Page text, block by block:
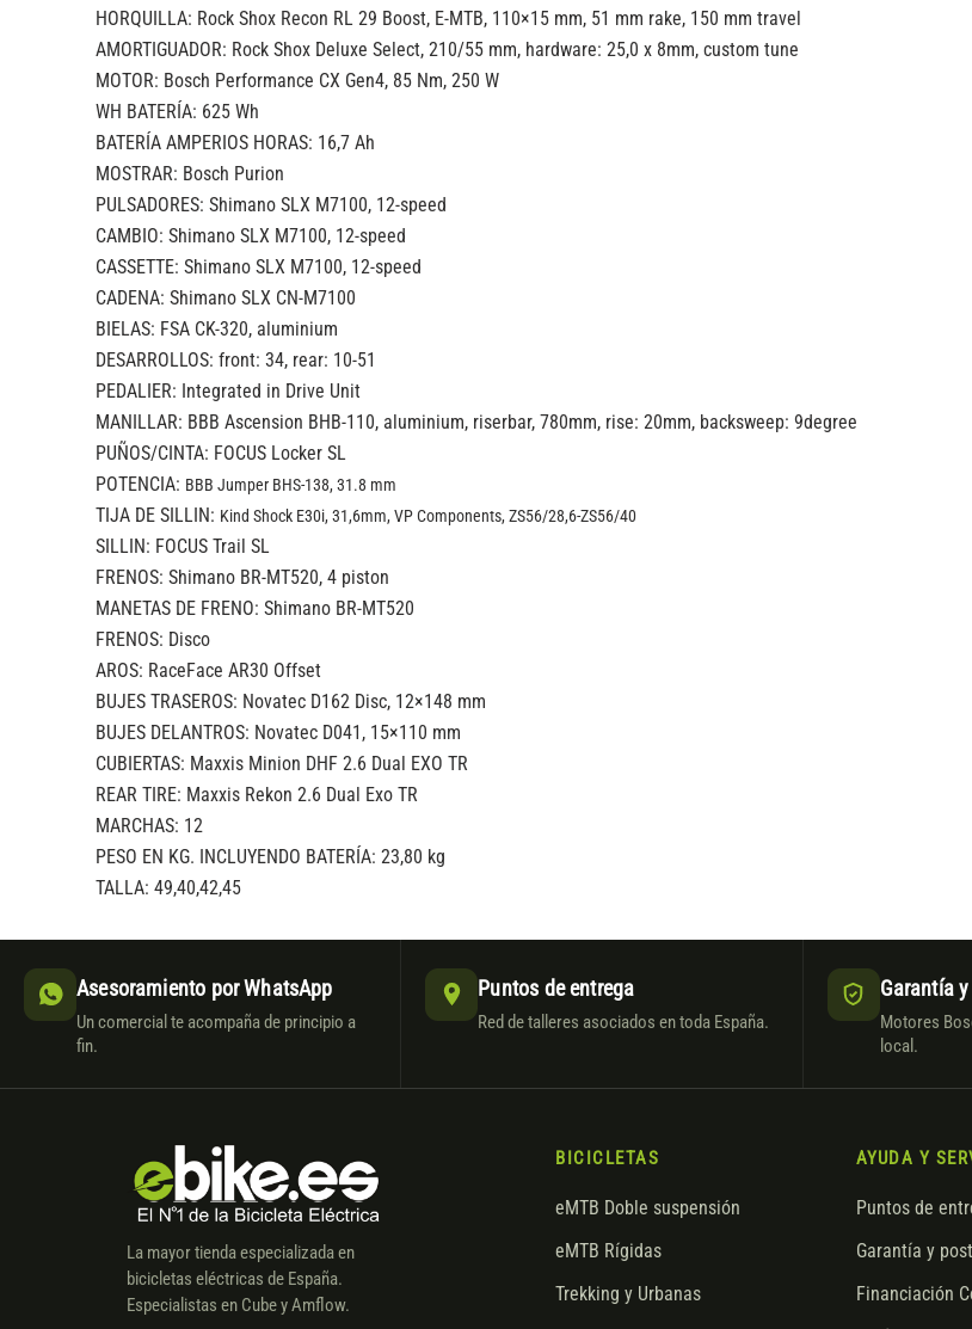
HORQUILLA: Rock Shox Recon RL 29 Boost, E-MTB, 110×15 mm, 51 mm rake, 150 mm travel
AMORTIGUADOR: Rock Shox Deluxe Select, 210/55 mm, hardware: 25,0 x 8mm, custom tune
MOTOR: Bosch Performance CX Gen4, 85 Nm, 250 W
WH BATERÍA: 625 Wh
BATERÍA AMPERIOS HORAS: 16,7 Ah
MOSTRAR: Bosch Purion
PULSADORES: Shimano SLX M7100, 12-speed
CAMBIO: Shimano SLX M7100, 12-speed
CASSETTE: Shimano SLX M7100, 12-speed
CADENA: Shimano SLX CN-M7100
BIELAS: FSA CK-320, aluminium
DESARROLLOS: front: 34, rear: 10-51
PEDALIER: Integrated in Drive Unit
MANILLAR: BBB Ascension BHB-110, aluminium, riserbar, 780mm, rise: 20mm, backsweep: 9degree
PUÑOS/CINTA: FOCUS Locker SL
POTENCIA: BBB Jumper BHS-138, 31.8 mm
TIJA DE SILLIN: Kind Shock E30i, 31,6mm, VP Components, ZS56/28,6-ZS56/40
SILLIN: FOCUS Trail SL
FRENOS: Shimano BR-MT520, 4 piston
MANETAS DE FRENO: Shimano BR-MT520
FRENOS: Disco
AROS: RaceFace AR30 Offset
BUJES TRASEROS: Novatec D162 Disc, 12×148 mm
BUJES DELANTROS: Novatec D041, 15×110 mm
CUBIERTAS: Maxxis Minion DHF 2.6 Dual EXO TR
REAR TIRE: Maxxis Rekon 2.6 Dual Exo TR
MARCHAS: 12
PESO EN KG. INCLUYENDO BATERÍA: 23,80 kg
TALLA: 49,40,42,45
Asesoramiento por WhatsApp
Un comercial te acompaña de principio a
fin.
Puntos de entrega
Red de talleres asociados en toda España.
Garantía
Motores
local.
La mayor tienda especializada en
bicicletas eléctricas de España.
Especialistas en Cube y Amflow.
BICICLETAS
eMTB Doble suspensión
eMTB Rígidas
Trekking y Urbanas
AYUDA Y
Puntos de
Garantía y
Financiación